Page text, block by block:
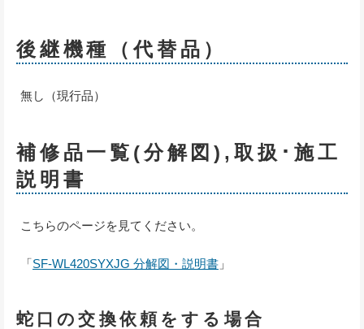
後継機種（代替品）
無し（現行品）
補修品一覧(分解図),取扱･施工
説明書
こちらのページを見てください。
「SF-WL420SYXJG 分解図・説明書 」
蛇口の交換依頼をする場合